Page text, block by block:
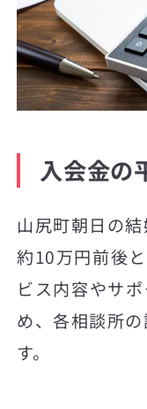
入会金の
山尻町朝日の
約10万円前後
ビス内容やサ
め、各相談所
す。